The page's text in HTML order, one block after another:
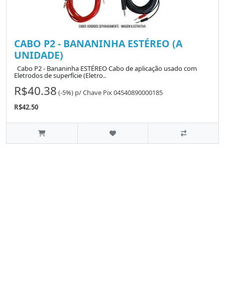
CABO P2 - BANANINHA ESTÉREO (A
UNIDADE)
Cabo P2 - Bananinha ESTÉREO Cabo de aplicação usado com
Eletrodos de superfície (Eletro..
R$40.38 (-5%) p/Chave Pix 04540890000185
R$42.50